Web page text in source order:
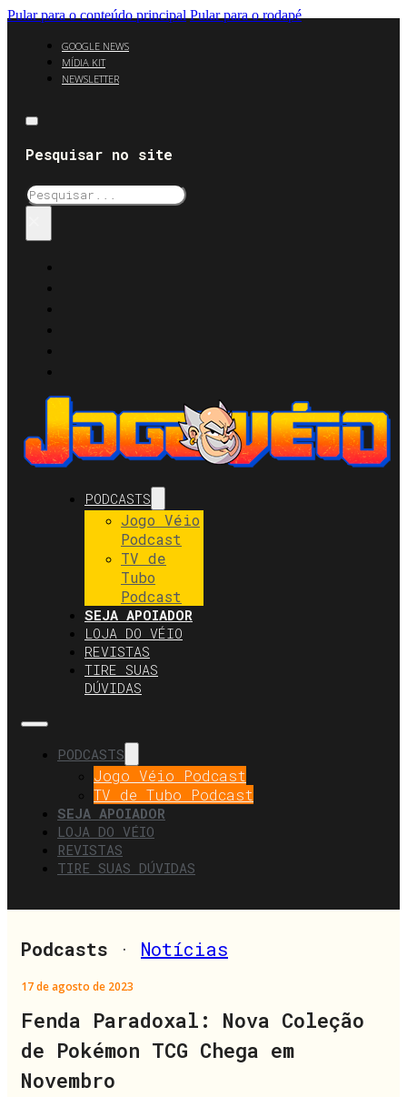
Pular para o conteúdo principal Pular para o rodapé
GOOGLE NEWS
MÍDIA KIT
NEWSLETTER
Pesquisar no site
Pesquisar
PODCASTS
Jogo Véio
Podcast
TV de
Tubo
Podcast
SEJA APOIADOR
LOJA DO VÉIO
REVISTAS
TIRE SUAS
DÚVIDAS
PODCASTS
Jogo Véio Podcast
TV de Tubo Podcast
SEJA APOIADOR
LOJA DO VÉIO
REVISTAS
TIRE SUAS DÚVIDAS
Podcasts · Notícias
17 de agosto de 2023
Fenda Paradoxal: Nova Coleção
de Pokémon TCG Chega em
Novembro